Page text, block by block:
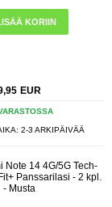
EUR
2-3 ARKIPÄIVÄÄ
Note 14 4G/5G Tech-
Panssarilasi - 2 kpl.
- Musta